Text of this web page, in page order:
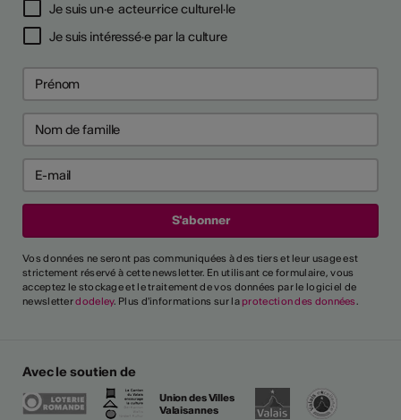
Je suis un·e acteur·rice culturel·le
Je suis intéressé·e par la culture
Vos données ne seront pas communiquées à des tiers et leur usage est
strictement réservé à cette newsletter. En utilisant ce formulaire, vous
acceptez le stockage et le traitement de vos données par le logiciel de
newsletterdodeley. Plus d'informations sur la protection des données.
Avec le soutien de
Union des Villes
Valaisannes